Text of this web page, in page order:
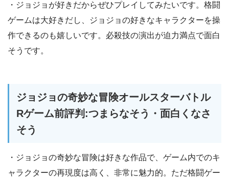
・ジョジョが好きだからぜひプレイしてみたいです。格闘
ゲームは大好きだし、ジョジョの好きなキャラクターを操
作できるのも嬉しいです。必殺技の演出が迫力満点で面白
そうです。
ジョジョの奇妙な冒険オールスターバトル
Rゲーム前評判:つまらなそう・面白くなさ
そう
・ジョジョの奇妙な冒険は好きな作品で、ゲーム内でのキ
ャラクターの再現度は高く、非常に魅力的。ただ格闘ゲー